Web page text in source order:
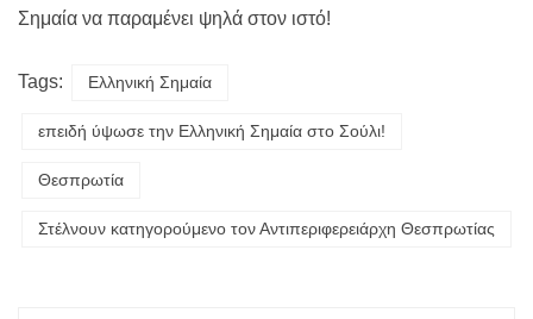
Σημαία να παραμένει ψηλά στον ιστό!
Tags: Ελληνική Σημαία
επειδή ύψωσε την Ελληνική Σημαία στο Σούλι!
Θεσπρωτία
Στέλνουν κατηγορούμενο τον Αντιπεριφερειάρχη Θεσπρωτίας